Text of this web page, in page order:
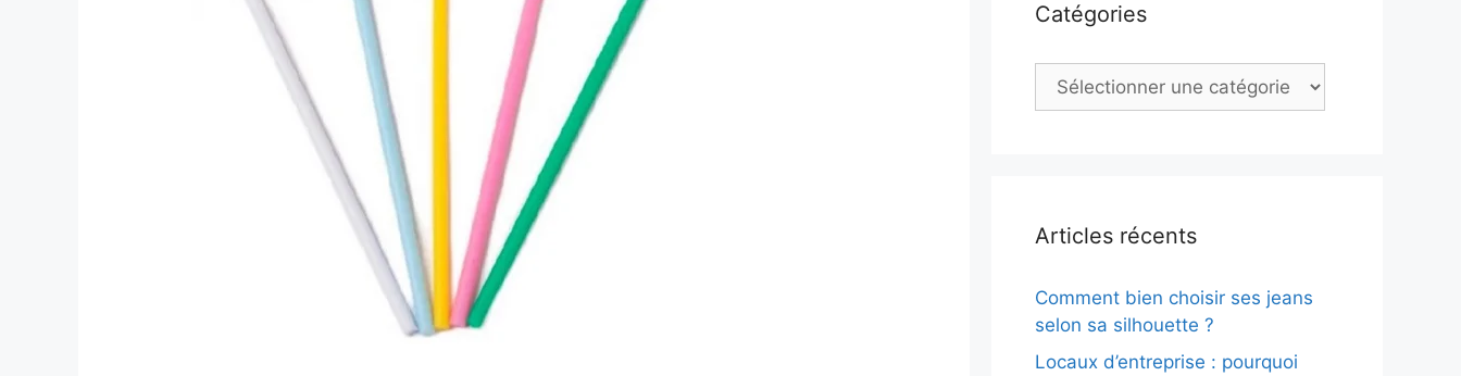
Catégories
Catégories
Articles récents
Comment bien choisir ses jeans
selon sa silhouette ?
Locaux d’entreprise : pourquoi